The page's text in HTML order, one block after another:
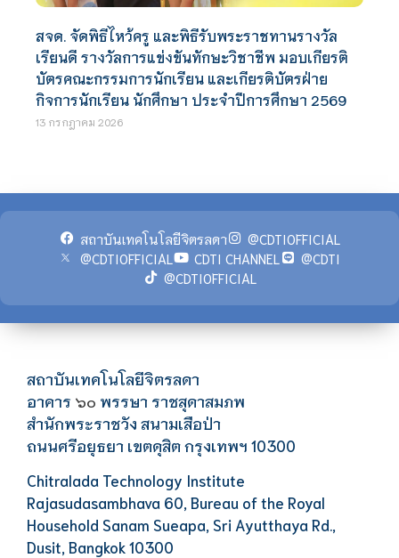
สจด. จัดพิธีไหว้ครู และพิธีรับพระราชทานรางวัล
เรียนดี รางวัลการแข่งขันทักษะวิชาชีพ มอบเกียรติ
บัตรคณะกรรมการนักเรียน และเกียรติบัตรฝ่าย
กิจการนักเรียน นักศึกษา ประจำปีการศึกษา 2569
13 กรกฎาคม 2026
สถาบันเทคโนโลยีจิตรลดา
@CDTIOFFICIAL
@CDTIOFFICIAL
CDTI CHANNEL
@CDTI
@CDTIOFFICIAL
สถาบันเทคโนโลยีจิตรลดา
อาคาร ๖๐ พรรษา ราชสุดาสมภพ
สำนักพระราชวัง สนามเสือป่า
ถนนศรีอยุธยา เขตดุสิต กรุงเทพฯ 10300
Chitralada Technology Institute
Rajasudasambhava 60, Bureau of the Royal
Household Sanam Sueapa, Sri Ayutthaya Rd.,
Dusit, Bangkok 10300